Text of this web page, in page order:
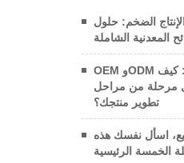
الضخم: حلول
المعدنية الشاملة
OEM وODM والتخصيص العميق: كيف
مرحلة من مراحل
تطوير منتجك؟
اسأل نفسك هذه
الخمسة الرئيسية